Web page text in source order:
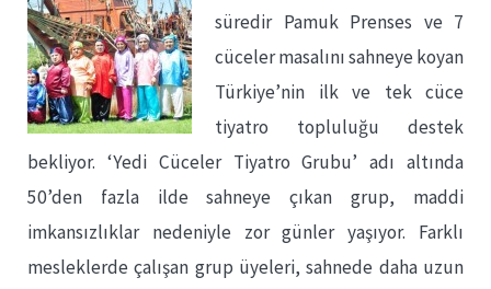
süredir Pamuk Prenses ve 7
cüceler masalını sahneye koyan
Türkiye’nin ilk ve tek cüce
tiyatro topluluğu destek
bekliyor. ‘Yedi Cüceler Tiyatro Grubu’ adı altında
50’den fazla ilde sahneye çıkan grup, maddi
imkansızlıklar nedeniyle zor günler yaşıyor. Farklı
mesleklerde çalışan grup üyeleri, sahnede daha uzun